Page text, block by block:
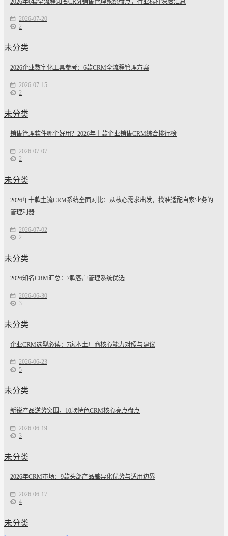
2026-07-20
2
未分类
2026企业数字化工具参考：6款CRM全流程管理方案
2026-07-15
2
未分类
销售管理软件哪个好用？2026年十款企业销售CRM综合排行榜
2026-07-07
2
未分类
2026年十款主流CRM系统全面对比：从核心需求出发，找准适配自家业务的
管理利器
2026-07-02
2
未分类
2026知名CRM汇总：7款客户管理系统优选
2026-06-30
3
未分类
企业CRM选型必读：7家本土厂商核心能力对照与建议
2026-06-23
5
未分类
新锐产品逆势突围，10款特色CRM核心亮点盘点
2026-06-19
3
未分类
2026年CRM市场：9款头部产品差异化优势与适用边界
2026-06-17
4
未分类